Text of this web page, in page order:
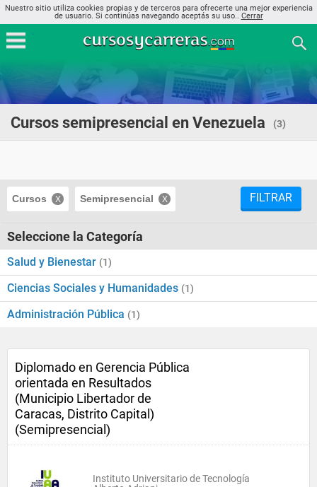
Nuestro sitio utiliza cookies propias y de terceros para ofrecerte una mejor experiencia
de usuario. Si continúas navegando aceptás su uso.. Cerrar
Cursos semipresencial en Venezuela (3)
Cursos Semipresencial FILTRAR
Seleccione la Categoría
Salud y Bienestar (1)
Ciencias Sociales y Humanidades (1)
Administración Pública (1)
Diplomado en Gerencia Pública
orientada en Resultados
(Municipio Libertador de
Caracas, Distrito Capital)
(Semipresencial)
Instituto Universitario de Tecnología